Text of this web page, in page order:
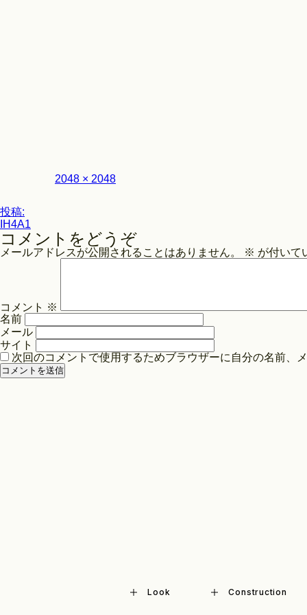
フ
2048 × 2048
投
稿
ナ
ビ
シ
ョ
ン
投稿:
IH4A1
コメントをどうぞ
メールアドレスが公開されることはありません。 ※ が付いて
コメント ※
名前
メール
サイト
次回のコメントで使用するためブラウザーに自分の名前、
Look Construction